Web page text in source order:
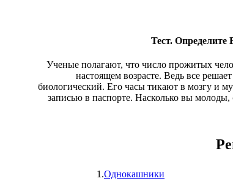
Тест. Определите
Ученые полагают, что число прожитых
настоящем возрасте. Ведь все
биологический. Его часы тикают в мозгу и
записью в паспорте. Насколько вы
1.Однокашники